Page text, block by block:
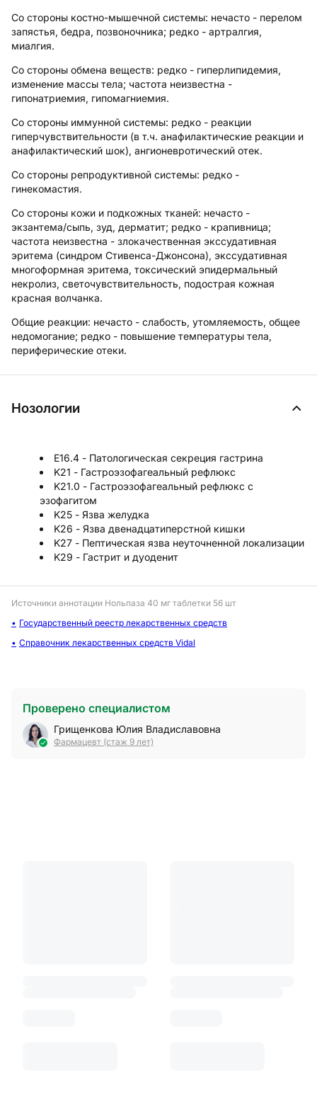
Со стороны костно-мышечной системы: нечасто - перелом
запястья, бедра, позвоночника; редко - артралгия,
миалгия.
Со стороны обмена веществ: редко - гиперлипидемия,
изменение массы тела; частота неизвестна -
гипонатриемия, гипомагниемия.
Со стороны иммунной системы: редко - реакции
гиперчувствительности (в т.ч. анафилактические реакции и
анафилактический шок), ангионевротический отек.
Со стороны репродуктивной системы: редко -
гинекомастия.
Со стороны кожи и подкожных тканей: нечасто -
экзантема/сыпь, зуд, дерматит; редко - крапивница;
частота неизвестна - злокачественная экссудативная
эритема (синдром Стивенса-Джонсона), экссудативная
многоформная эритема, токсический эпидермальный
некролиз, светочувствительность, подострая кожная
красная волчанка.
Общие реакции: нечасто - слабость, утомляемость, общее
недомогание; редко - повышение температуры тела,
периферические отеки.
Нозологии
E16.4 - Патологическая секреция гастрина
K21 - Гастроэзофагеальный рефлюкс
K21.0 - Гастроэзофагеальный рефлюкс с
эзофагитом
K25 - Язва желудка
K26 - Язва двенадцатиперстной кишки
K27 - Пептическая язва неуточненной локализации
K29 - Гастрит и дуоденит
Источники аннотации Нольпаза 40 мг таблетки 56 шт
Государственный реестр лекарственных средств
Справочник лекарственных средств Vidal
Проверено специалистом
Грищенкова Юлия Владиславовна
Фармацевт (стаж 9 лет)